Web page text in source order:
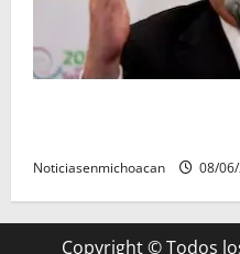
Noticiasenmichoacan 08/
Copyright © Todos